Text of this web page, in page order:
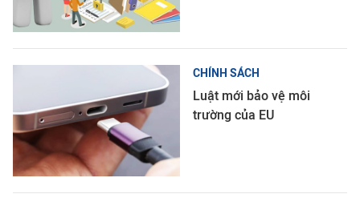
CHÍNH SÁCH
Luật mới bảo vệ môi
trường của EU